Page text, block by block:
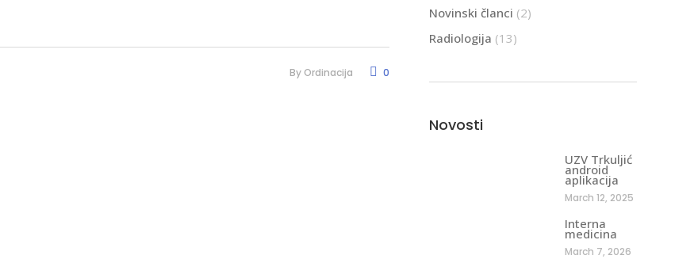
By Ordinacija 0
Novinski članci (2)
Radiologija (13)
Novosti
UZV Trkuljić
android
aplikacija
March 12, 2025
Interna
medicina
March 7, 2026